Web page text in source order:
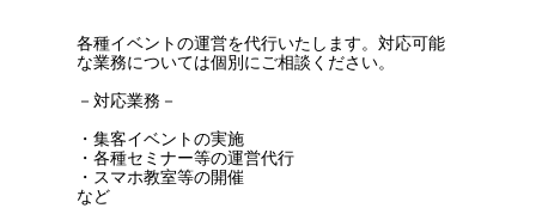
各種イベントの運営を代行いたします。対応可能
な業務については個別にご相談ください。
－対応業務－
・集客イベントの実施
・各種セミナー等の運営代行
・スマホ教室等の開催
など